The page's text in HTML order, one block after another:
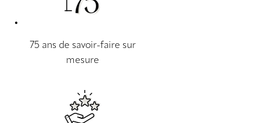
75 ans de savoir-faire sur
mesure